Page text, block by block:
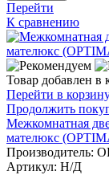
Перейти
К сравнению
Товар добавлен в
Перейти в
Продолжить
Межкомнатная
мателюкс
Производитель:
Артикул: Н/Д